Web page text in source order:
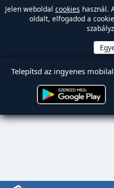
Jelen weboldal cookies használ.
oldalt, elfogadod a
Telepítsd az ingyenes